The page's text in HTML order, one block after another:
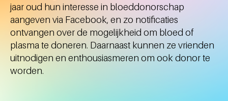
jaar oud hun interesse in bloeddonorschap
aangeven via Facebook, en zo notificaties
ontvangen over de mogelijkheid om bloed of
plasma te doneren. Daarnaast kunnen ze vrienden
uitnodigen en enthousiasmeren om ook donor te
worden.